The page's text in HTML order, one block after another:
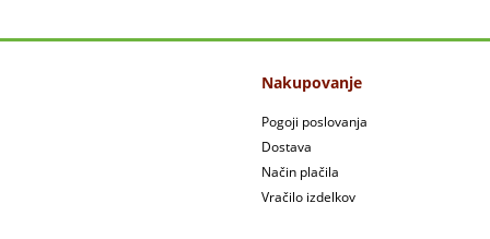
Nakupovanje
Pogoji poslovanja
Dostava
Način plačila
Vračilo izdelkov